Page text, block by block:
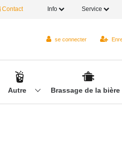
Contact Info Service
se connecter
Autre Brassage de la bière